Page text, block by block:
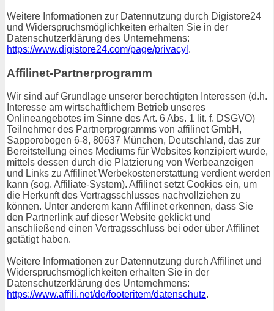
Weitere Informationen zur Datennutzung durch Digistore24
und Widerspruchsmöglichkeiten erhalten Sie in der
Datenschutzerklärung des Unternehmens:
https://www.digistore24.com/page/privacyl .
Affilinet-Partnerprogramm
Wir sind auf Grundlage unserer berechtigten Interessen (d.h.
Interesse am wirtschaftlichem Betrieb unseres
Onlineangebotes im Sinne des Art. 6 Abs. 1 lit. f. DSGVO)
Teilnehmer des Partnerprogramms von affilinet GmbH,
Sapporobogen 6-8, 80637 München, Deutschland, das zur
Bereitstellung eines Mediums für Websites konzipiert wurde,
mittels dessen durch die Platzierung von Werbeanzeigen
und Links zu Affilinet Werbekostenerstattung verdient werden
kann (sog. Affiliate-System). Affilinet setzt Cookies ein, um
die Herkunft des Vertragsschlusses nachvollziehen zu
können. Unter anderem kann Affilinet erkennen, dass Sie
den Partnerlink auf dieser Website geklickt und
anschließend einen Vertragsschluss bei oder über Affilinet
getätigt haben.
Weitere Informationen zur Datennutzung durch Affilinet und
Widerspruchsmöglichkeiten erhalten Sie in der
Datenschutzerklärung des Unternehmens:
https://www.affili.net/de/footeritem/datenschutz.